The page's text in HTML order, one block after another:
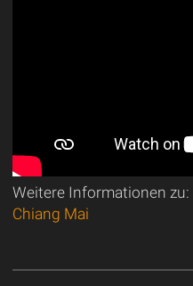
Weitere Informationen zu:
Chiang Mai